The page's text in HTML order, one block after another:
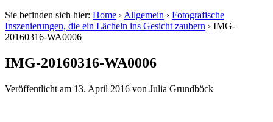
Sie befinden sich hier: Home › Allgemein › Fotografische
Inszenierungen, die ein Lächeln ins Gesicht zaubern › IMG-
20160316-WA0006
IMG-20160316-WA0006
Veröffentlicht am 13. April 2016 von Julia Grundböck